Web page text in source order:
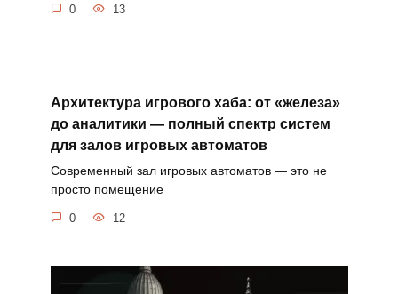
0 13
Архитектура игрового хаба: от «железа»
до аналитики — полный спектр систем
для залов игровых автоматов
Современный зал игровых автоматов — это не
просто помещение
0 12